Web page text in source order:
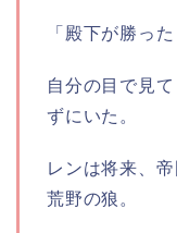
「殿下が勝った
自分の目で見
ずにいた。
レンは将来、
荒野の狼。